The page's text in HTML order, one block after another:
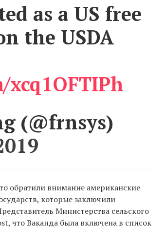
as a US free
the USDA
(@frnsys)
обратили внимание американские
которые заключили
Министерства сельского
что Ваканда была включена в список